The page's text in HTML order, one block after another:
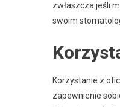
zwłaszcza jeśli
swoim
Korzystanie z
zapewnienie